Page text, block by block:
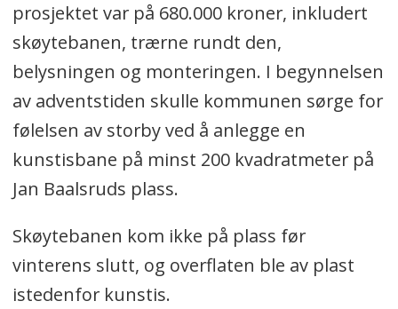
prosjektet var på 680.000 kroner, inkludert
skøytebanen, trærne rundt den,
belysningen og monteringen. I begynnelsen
av adventstiden skulle kommunen sørge for
følelsen av storby ved å anlegge en
kunstisbane på minst 200 kvadratmeter på
Jan Baalsruds plass.
Skøytebanen kom ikke på plass før
vinterens slutt, og overflaten ble av plast
istedenfor kunstis.